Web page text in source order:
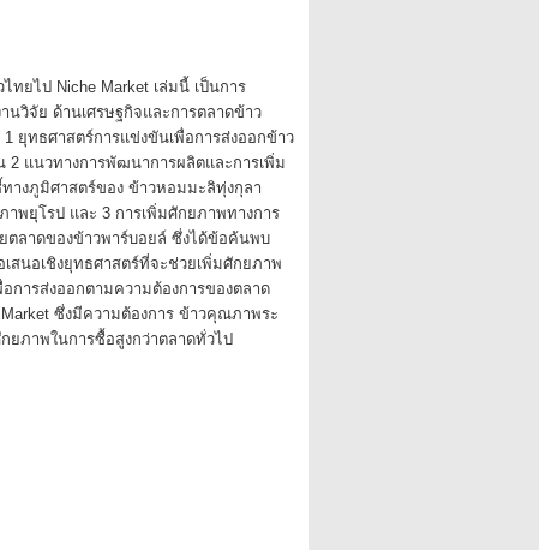
ทยไป Niche Market เล่มนี้ เป็นการ
านวิจัย ด้านเศรษฐกิจและการตลาดข้าว
1 ยุทธศาสตร์การแข่งขันเพื่อการส่งออกข้าว
2 แนวทางการพัฒนาการผลิตและการเพิ่ม
างภูมิศาสตร์ของ ข้าวหอมมะลิทุ่งกุลา
าพยุโรป และ 3 การเพิ่มศักยภาพทางการ
ตลาดของข้าวพาร์บอยล์ ซึ่งได้ข้อค้นพบ
สนอเชิงยุทธศาสตร์ที่จะช่วยเพิ่มศักยภาพ
อการส่งออกตามความต้องการของตลาด
ซึ่งมีความต้องการ ข้าวคุณภาพระ
ยภาพในการซื้อสูงกว่าตลาดทั่วไป